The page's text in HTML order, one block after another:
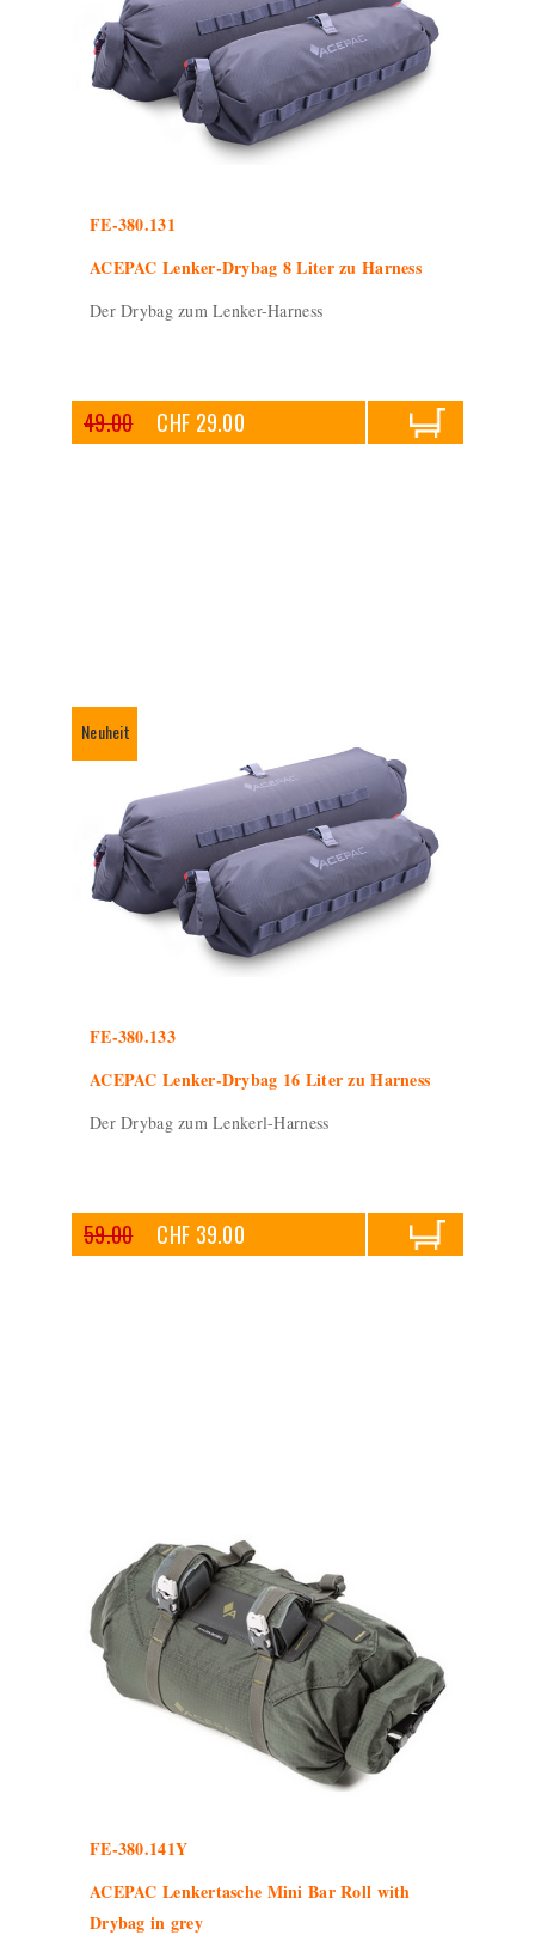
FE-380.131
ACEPAC Lenker-Drybag 8 Liter zu Harness
Der Drybag zum Lenker-Harness
49.00 CHF 29.00
FE-380.133
ACEPAC Lenker-Drybag 16 Liter zu Harness
Der Drybag zum Lenkerl-Harness
59.00 CHF 39.00
Neuheit
FE-380.141Y
ACEPAC Lenkertasche Mini Bar Roll with
Drybag in grey